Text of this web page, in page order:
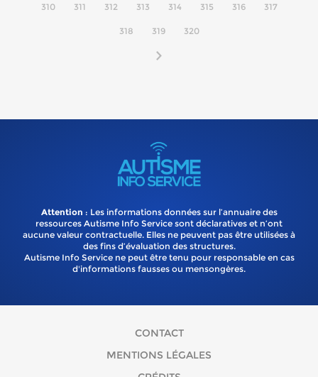
310 311 312 313 314 315 316 317
318 319 320
Attention : Les informations données sur l’annuaire des
ressources Autisme Info Service sont déclaratives et n’ont
aucune valeur contractuelle. Elles ne peuvent pas être utilisées à
des fins d’évaluation des structures.
Autisme Info Service ne peut être tenu pour responsable en cas
d'informations fausses ou mensongères.
CONTACT
MENTIONS LÉGALES